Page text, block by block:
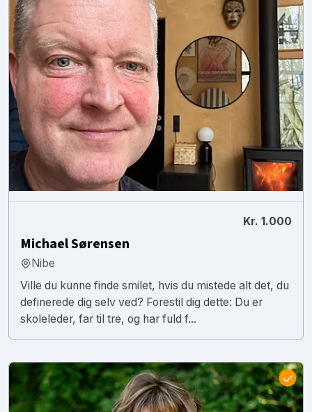
Kr. 1.000
Michael Sørensen
Nibe
Ville du kunne finde smilet, hvis du mistede alt det, du
definerede dig selv ved? Forestil dig dette: Du er
skoleleder, far til tre, og har fuld f...